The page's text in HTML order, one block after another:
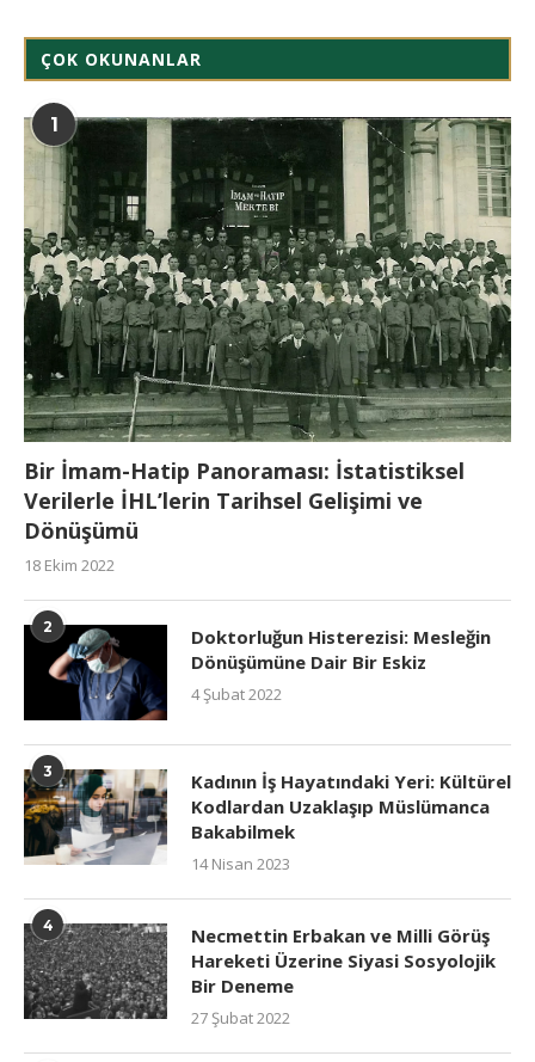
ÇOK OKUNANLAR
1
Bir İmam-Hatip Panoraması: İstatistiksel
Verilerle İHL’lerin Tarihsel Gelişimi ve
Dönüşümü
18 Ekim 2022
2
Doktorluğun Histerezisi: Mesleğin
Dönüşümüne Dair Bir Eskiz
4 Şubat 2022
3
Kadının İş Hayatındaki Yeri: Kültürel
Kodlardan Uzaklaşıp Müslümanca
Bakabilmek
14 Nisan 2023
4
Necmettin Erbakan ve Milli Görüş
Hareketi Üzerine Siyasi Sosyolojik
Bir Deneme
27 Şubat 2022